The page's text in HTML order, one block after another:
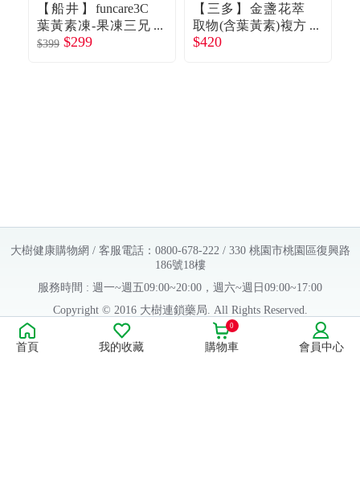
【船井】funcare3C
葉黃素凍-果凍三兄
妹(15g*10包/盒)美
$399 $299
【三多】金盞花萃
取物(含葉黃素)複方
軟膠囊（50粒/盒）
$420
大樹健康購物網 / 客服電話：0800-678-222 / 330 桃園市桃園區復興路
186號18樓
服務時間 : 週一~週五09:00~20:00，週六~週日09:00~17:00
Copyright © 2016 大樹連鎖藥局. All Rights Reserved.
販售業者資料：
許可執照字號：桃字市藥販字第623202B480 號
首頁 我的收藏 購物車
0
會員中心